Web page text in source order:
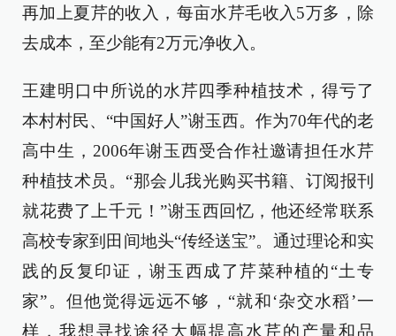
再加上夏芹的收入，每亩水芹毛收入5万多，除
去成本，至少能有2万元净收入。
王建明口中所说的水芹四季种植技术，得亏了
本村村民、“中国好人”谢玉西。作为70年代的老
高中生，2006年谢玉西受合作社邀请担任水芹
种植技术员。“那会儿我光购买书籍、订阅报刊
就花费了上千元！”谢玉西回忆，他还经常联系
高校专家到田间地头“传经送宝”。通过理论和实
践的反复印证，谢玉西成了芹菜种植的“土专
家”。但他觉得远远不够，“就和‘杂交水稻’一
样，我想寻找途径大幅提高水芹的产量和品